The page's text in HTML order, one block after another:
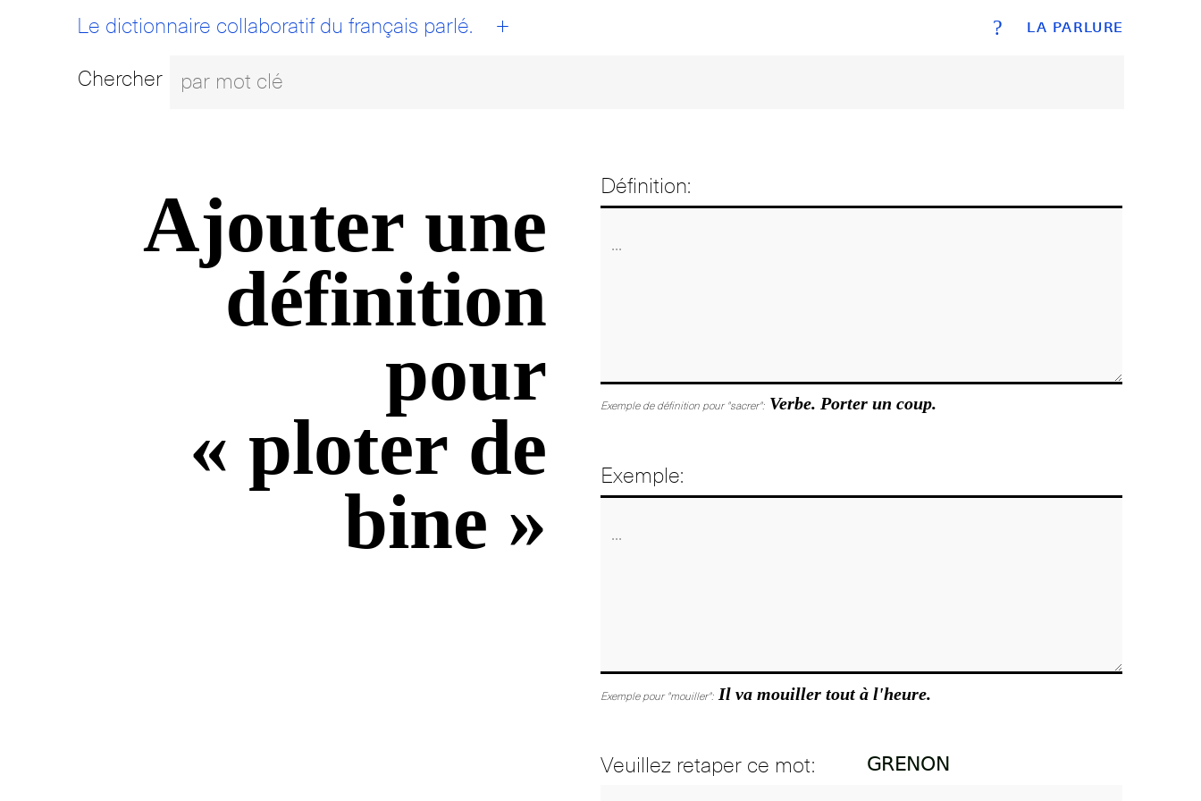
LA PARLURE
Le dictionnaire collaboratif du français parlé. + ?
Chercher
Ajouter une
définition
pour
« ploter de
bine »
Définition:
Exemple de définition pour "sacrer": Verbe. Porter un coup.
Exemple:
Exemple pour "mouiller": Il va mouiller tout à l'heure.
Veuillez retaper ce mot: